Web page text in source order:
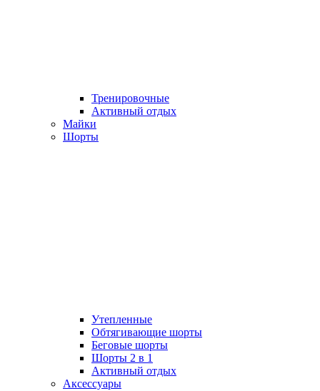
Тренировочные
Активный отдых
Майки
Шорты
Утепленные
Обтягивающие шорты
Беговые шорты
Шорты 2 в 1
Активный отдых
Аксессуары